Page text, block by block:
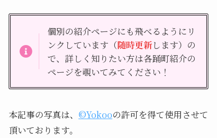
個別の紹介ページにも飛べるようにリ
ンクしています（随時更新します）の
で、詳しく知りたい方は各踊町紹介の
ページを覗いてみてください！
本記事の写真は、 ©Yokooの許可を得て使用させて
頂いております。